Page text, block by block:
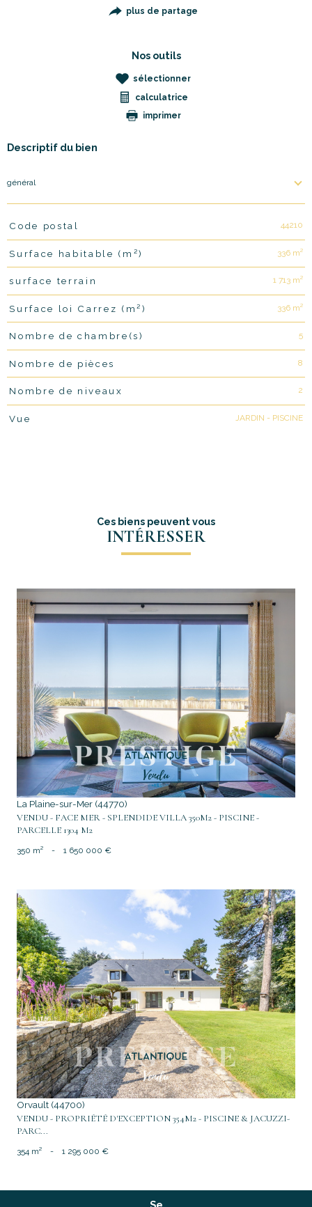
plus de partage
Nos outils
sélectionner
calculatrice
imprimer
Descriptif du bien
général
TRAD_PAMPERO_Caracteristique
Code postal 44210
Surface habitable (m²) 336 m²
surface terrain 1 713 m²
Surface loi Carrez (m²) 336 m²
Nombre de chambre(s) 5
Nombre de pièces 8
Nombre de niveaux 2
Vue JARDIN - PISCINE
Ces biens peuvent vous
INTÉRESSER
voir le bien
La Plaine-sur-Mer (44770)
VENDU - FACE MER - SPLENDIDE VILLA 350M2 - PISCINE -
PARCELLE 1304 M2
350 m² - 1 650 000 €
voir le bien
Orvault (44700)
VENDU - PROPRIÉTÉ D'EXCEPTION 354M2 - PISCINE & JACUZZI-
PARC...
354 m² - 1 295 000 €